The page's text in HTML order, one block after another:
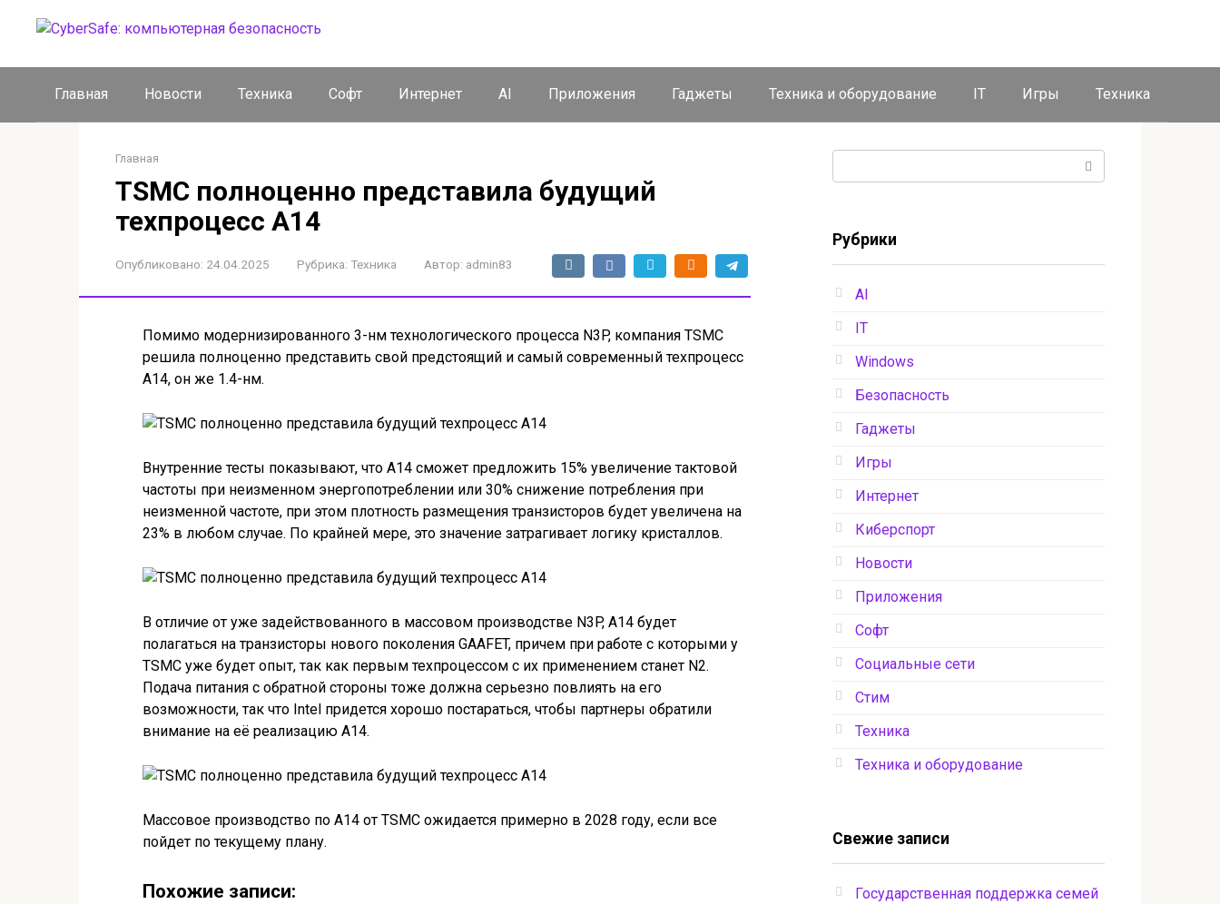
Главная Новости Техника Софт Интернет AI Приложения Гаджеты Техника и оборудование IT Игры Техника
Главная
TSMC полноценно представила будущий
техпроцесс A14
Опубликовано: 24.04.2025 Рубрика: Техника Автор: admin83
Помимо модернизированного 3-нм технологического процесса N3P, компания TSMC
решила полноценно представить свой предстоящий и самый современный техпроцесс
A14, он же 1.4-нм.
Внутренние тесты показывают, что A14 сможет предложить 15% увеличение тактовой
частоты при неизменном энергопотреблении или 30% снижение потребления при
неизменной частоте, при этом плотность размещения транзисторов будет увеличена на
23% в любом случае. По крайней мере, это значение затрагивает логику кристаллов.
В отличие от уже задействованного в массовом производстве N3P, A14 будет
полагаться на транзисторы нового поколения GAAFET, причем при работе с которыми у
TSMC уже будет опыт, так как первым техпроцессом с их применением станет N2.
Подача питания с обратной стороны тоже должна серьезно повлиять на его
возможности, так что Intel придется хорошо постараться, чтобы партнеры обратили
внимание на её реализацию A14.
Массовое производство по A14 от TSMC ожидается примерно в 2028 году, если все
пойдет по текущему плану.
Похожие записи:
Рубрики
AI
IT
Windows
Безопасность
Гаджеты
Игры
Интернет
Киберспорт
Новости
Приложения
Софт
Социальные сети
Стим
Техника
Техника и оборудование
Свежие записи
Государственная поддержка семей